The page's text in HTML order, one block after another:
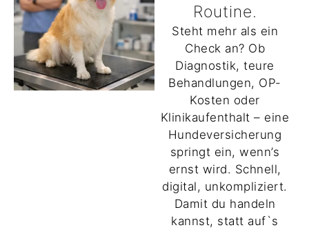
Routine.
Steht mehr als ein
Check an? Ob
Diagnostik, teure
Behandlungen, OP-
Kosten oder
Klinikaufenthalt – eine
Hundeversicherung
springt ein, wenn’s
ernst wird. Schnell,
digital, unkompliziert.
Damit du handeln
kannst, statt auf`s